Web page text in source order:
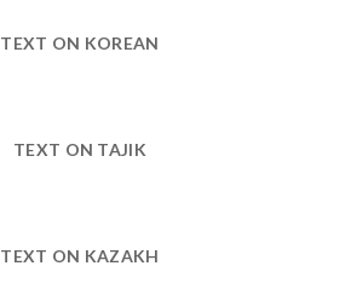
TEXT ON KOREAN
TEXT ON TAJIK
TEXT ON KAZAKH